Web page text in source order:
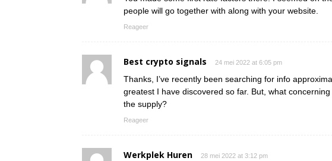
people will go together with along with your website.
Reageer
Best crypto signals 24 mei 2022 at 6:05 pm
Thanks, I’ve recently been searching for info
greatest I have discovered so far. But, what
the supply?
Reageer
Werkplek Huren 28 mei 2022 at 3:12 pm